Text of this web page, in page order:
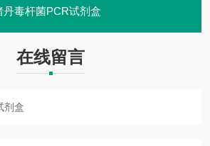
丹毒杆菌PCR试剂盒
在线留言